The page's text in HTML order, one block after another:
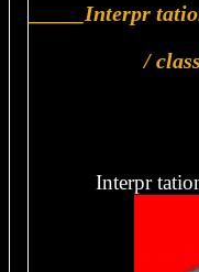
_____Interpr
/
Interpr